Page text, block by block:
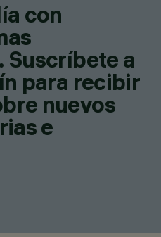
con
Suscríbete a
para recibir
nuevos
e